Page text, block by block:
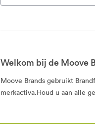
Welkom bij de Moove
Moove Brands gebruikt
merkactiva.Houd u aan alle